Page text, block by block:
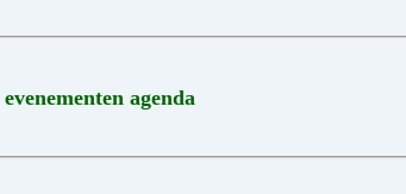
evenementen agenda